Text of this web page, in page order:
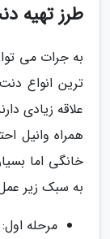
طرز تهیه
به جرات می
ترین انواع
علاقه زیادی
همراه وانیل
خانگی اما
به سبک زیر
مرحله